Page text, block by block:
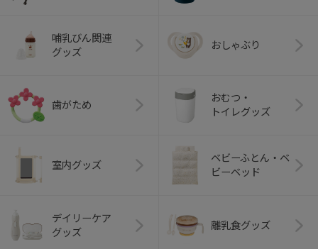
哺乳びん関連
グッズ
おしゃぶり
歯がため
おむつ・
トイレグッズ
室内グッズ
ベビーふとん・ベ
ビーベッド
デイリーケア
グッズ
離乳食グッズ